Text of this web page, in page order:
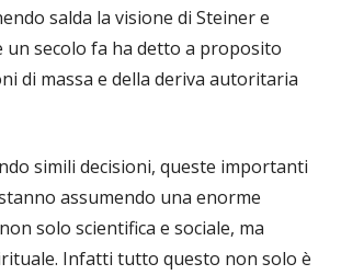
salda la visione di Steiner e
un secolo fa ha detto a proposito
di massa e della deriva autoritaria
simili decisioni, queste importanti
assumendo una enorme
solo scientifica e sociale, ma
Infatti tutto questo non solo è